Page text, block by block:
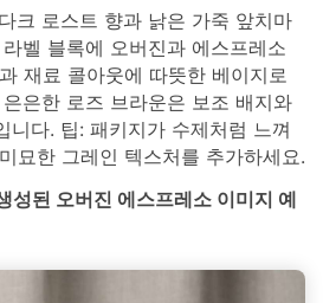
크 로스트 향과 낡은 가죽 앞치마
벨 블록에 오버진과 에스프레소
재료 콜아웃에 따뜻한 베이지로
은한 로즈 브라운은 보조 배지와
니다. 팁: 패키지가 수제처럼 느껴
묘한 그레인 텍스처를 추가하세요.
된 오버진 에스프레소 이미지 예